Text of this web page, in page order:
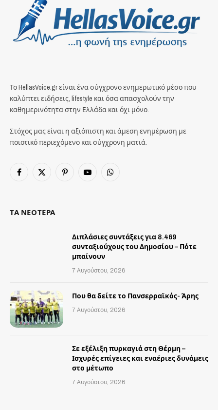
Το HellasVoice.gr είναι ένα σύγχρονο ενημερωτικό μέσο που
καλύπτει ειδήσεις, lifestyle και όσα απασχολούν την
καθημερινότητα στην Ελλάδα και όχι μόνο.
Στόχος μας είναι η αξιόπιστη και άμεση ενημέρωση με
ποιοτικό περιεχόμενο και σύγχρονη ματιά.
Facebook
X
PinterestYouTubeWhatsApp
ΤΑ ΝΕΟΤΕΡΑ
Διπλάσιες συντάξεις για 8.469
συνταξιούχους του Δημοσίου – Πότε
μπαίνουν
7 Αυγούστου, 2026
Που θα δείτε το Πανσερραϊκός- Άρης
7 Αυγούστου, 2026
Σε εξέλιξη πυρκαγιά στη Θέρμη –
Ισχυρές επίγειες και εναέριες δυνάμεις
στο μέτωπο
7 Αυγούστου, 2026